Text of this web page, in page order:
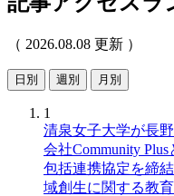
（ 2026.08.08 更新 ）
日別 週別 月別
1
清泉女子大学が長
会社Community
包括連携協定を締
域創生に関する教